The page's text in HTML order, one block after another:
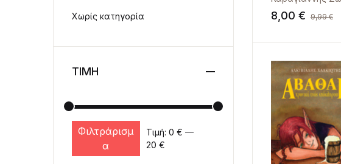
8,00 € 9,99€
Χωρίς κατηγορία
ΤΙΜΗ
Ελάχιστη τιμή
Μέγιστη τιμή
Φιλτράρισμ
α
Τιμή: 0 € —
20 €